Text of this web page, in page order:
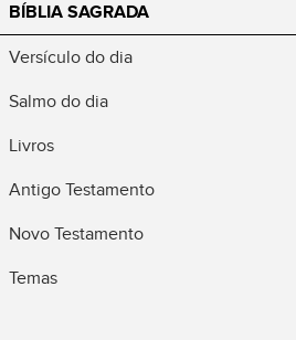
BÍBLIA SAGRADA
Versículo do dia
Salmo do dia
Livros
Antigo Testamento
Novo Testamento
Temas